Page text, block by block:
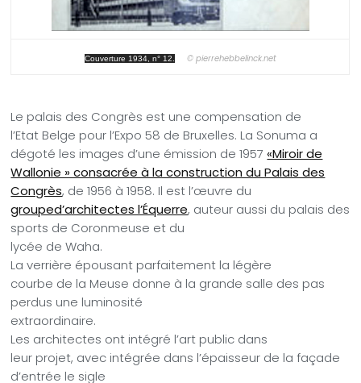
Couverture 1934, n° 12. © pierrehebbelinck.net
Le palais des Congrès est une compensation de
l’Etat Belge pour l’Expo 58 de Bruxelles. La Sonuma a
dégoté les images d’une émission de 1957«Miroir de
Wallonie » consacrée à la construction du Palais des
Congrès, de 1956 à 1958. Il est l’œuvre du
grouped’architectes l’Équerre, auteur aussi du palais des
sports de Coronmeuse et du
lycée de Waha.
La verrière épousant parfaitement la légère
courbe de la Meuse donne à la grande salle des pas
perdus une luminosité
extraordinaire.
Les architectes ont intégré l’art public dans
leur projet, avec intégrée dans l’épaisseur de la façade
d’entrée le sigle